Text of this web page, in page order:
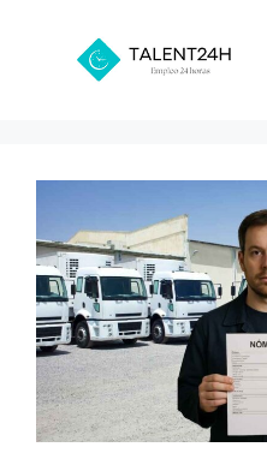
contenido